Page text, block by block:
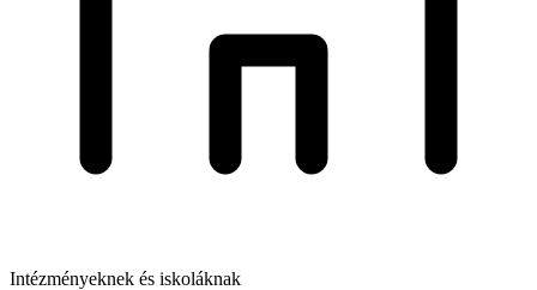
Intézményeknek és iskoláknak